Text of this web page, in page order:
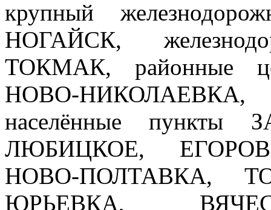
крупный
НОГАЙСК,
ТОКМАК, районные
НОВО-
населённые
ЛЮБИЦКОЕ,
НОВО-ПОЛТАВКА,
ЮРЬЕВКА,